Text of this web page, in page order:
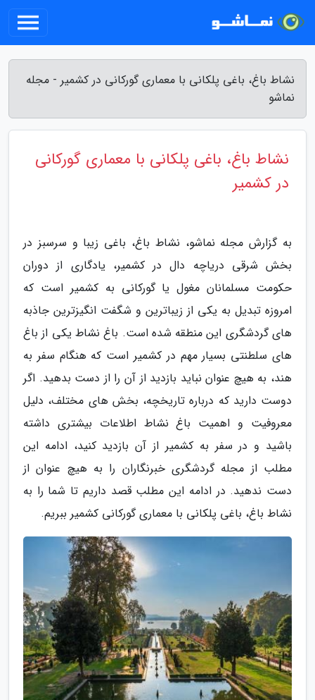
نشاط باغ، باغی پلکانی با معماری گورکانی در کشمیر - مجله
نماشو
نشاط باغ، باغی پلکانی با معماری گورکانی
در کشمیر
به گزارش مجله نماشو، نشاط باغ، باغی زیبا و سرسبز در
بخش شرقی دریاچه دال در کشمیر، یادگاری از دوران
حکومت مسلمانان مغول یا گورکانی به کشمیر است که
امروزه تبدیل به یکی از زیباترین و شگفت انگیزترین جاذبه
های گردشگری این منطقه شده است. باغ نشاط یکی از باغ
های سلطنتی بسیار مهم در کشمیر است که هنگام سفر به
هند، به هیچ عنوان نباید بازدید از آن را از دست بدهید. اگر
دوست دارید که درباره تاریخچه، بخش های مختلف، دلیل
معروفیت و اهمیت باغ نشاط اطلاعات بیشتری داشته
باشید و در سفر به کشمیر از آن بازدید کنید، ادامه این
مطلب از مجله گردشگری خبرنگاران را به هیچ عنوان از
دست ندهید. در ادامه این مطلب قصد داریم تا شما را به
نشاط باغ، باغی پلکانی با معماری گورکانی کشمیر ببریم.